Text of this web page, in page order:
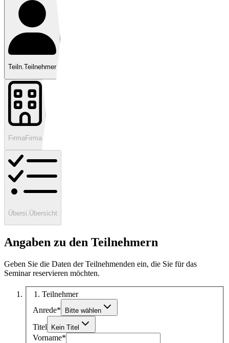
Teiln.Teilnehmer
Firma Firma
Übersi. Übersicht
Angaben zu den Teilnehmern
Geben Sie die Daten der Teilnehmenden ein, die Sie für das
Seminar reservieren möchten.
1 . Teilnehmer
Anrede* Bitte wählen
Titel Kein Titel
Vorname*